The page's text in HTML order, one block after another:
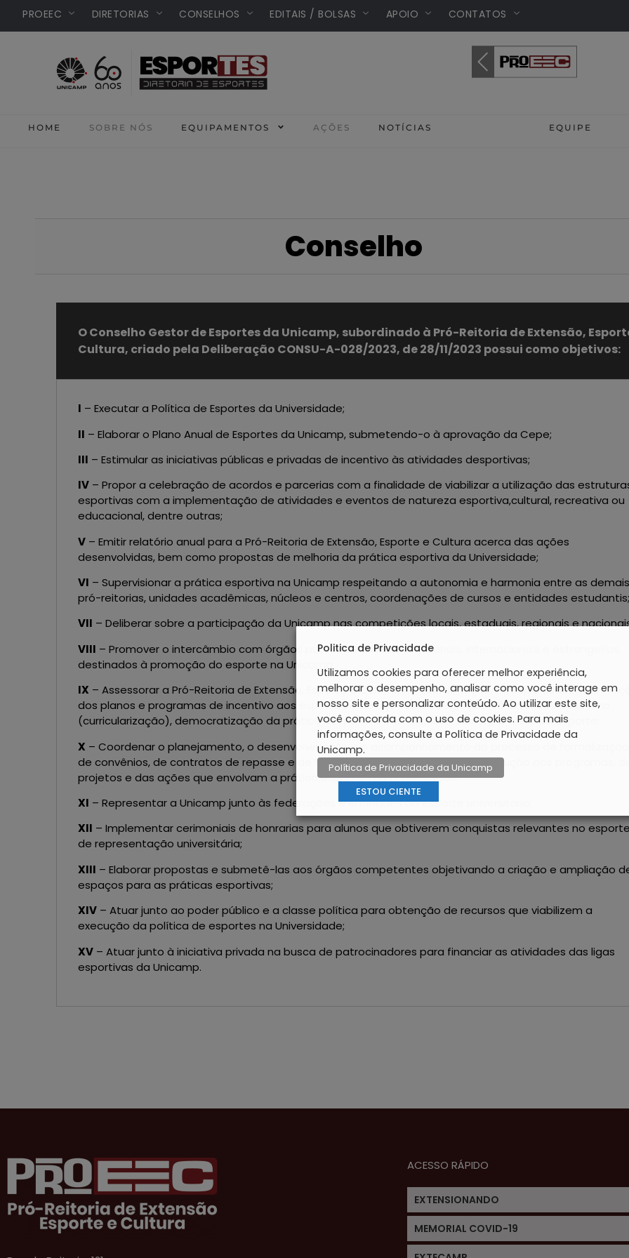
PROEEC DIRETORIAS CONSELHOS EDITAIS / BOLSAS APOIO CONTATOS
HOME SOBRE NÓS EQUIPAMENTOS AÇÕES NOTÍCIAS EQUIPE
Conselho
O Conselho Gestor de Esportes da Unicamp, subordinado à Pró-Reitoria de Extensão,
Cultura, criado pela Deliberação CONSU-A-028/2023, de 28/11/2023 possui como objetivos:
I – Executar a Política de Esportes da Universidade;
II – Elaborar o Plano Anual de Esportes da Unicamp, submetendo-o à aprovação da Cepe;
III – Estimular as iniciativas públicas e privadas de incentivo às atividades desportivas;
IV – Propor a celebração de acordos e parcerias com a finalidade de viabilizar a utilização das
esportivas com a implementação de atividades e eventos de natureza esportiva,cultural, recreativa ou
educacional, dentre outras;
V – Emitir relatório anual para a Pró-Reitoria de Extensão, Esporte e Cultura acerca das ações
desenvolvidas, bem como propostas de melhoria da prática esportiva da Universidade;
VI – Supervisionar a prática esportiva na Unicamp respeitando a autonomia e harmonia entre as demais
pró-reitorias, unidades acadêmicas, núcleos e centros, coordenações de cursos e entidades estudantis;
VII – Deliberar sobre a participação da Unicamp nas competições locais, estaduais, regionais e
VIII – Promover o intercâmbio com órgãos públicos e privados, nacionais, internacionais e estrangeiros,
destinados à promoção do esporte na Unicamp;
IX – Assessorar a Pró-Reitoria de Extensão, Esporte e Cultura, na coordenação, na supervisão na
dos planos e programas de incentivo aos esportes e de ações de integração da extensão no ensino
(curricularização), democratização da prática desportiva e de inclusão social por meio do esporte;
X – Coordenar o planejamento, o desenvolvimento e o acompanhamento do processo de formalização
de convênios, de contratos de repasse e de termos de cooperação para a execução dos programas,
projetos e das ações que envolvam a prática esportiva na Universidade;
XI – Representar a Unicamp junto às federações e entidades do esporte universitário;
XII – Implementar cerimoniais de honrarias para alunos que obtiverem conquistas relevantes no esporte
de representação universitária;
XIII – Elaborar propostas e submetê-las aos órgãos competentes objetivando a criação e ampliação
espaços para as práticas esportivas;
XIV – Atuar junto ao poder público e a classe política para obtenção de recursos que viabilizem a
execução da política de esportes na Universidade;
XV – Atuar junto à iniciativa privada na busca de patrocinadores para financiar as atividades das ligas
esportivas da Unicamp.
ACESSO RÁPIDO
EXTENSIONANDO
MEMORIAL COVID-19
Politica de Privacidade
Utilizamos cookies para oferecer melhor experiência,
melhorar o desempenho, analisar como você interage em
nosso site e personalizar conteúdo. Ao utilizar este site,
você concorda com o uso de cookies. Para mais
informações, consulte a Política de Privacidade da
Unicamp.
Política de Privacidade da Unicamp
ESTOU CIENTE